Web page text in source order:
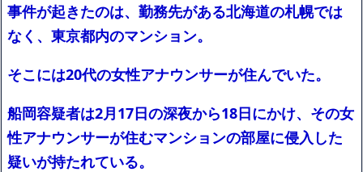
【配信者】「金バエ」のSNS更新が1週間途絶え、様々な憶測が
飛び交う。1週間ぶりの投稿でも一人称が「ボキ」ではなく「俺」と
なっており、本人ではないとの憶測が広がる
買収されてしまう
ｗｗｗｗｗ「こんな高いの？ｗｗ」「逆に超安い」
【閲覧注意】俺が近くにいると機械が壊れるんだけどさ
私は6年間「子無し既婚女性」で人から様々なことを言われてき
たけど子無しの原因は親の教えのせいかもしれません
事件が起きたのは、勤務先がある北海道の札幌では
なく、東京都内のマンション。
そこには20代の女性アナウンサーが住んでいた。
船岡容疑者は2月17日の深夜から18日にかけ、その女
性アナウンサーが住むマンションの部屋に侵入した
疑いが持たれている。